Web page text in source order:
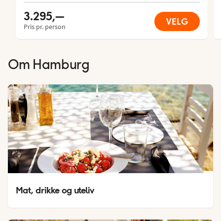
3.295,—
Pris pr. person VELG
Om Hamburg
Mat, drikke og uteliv